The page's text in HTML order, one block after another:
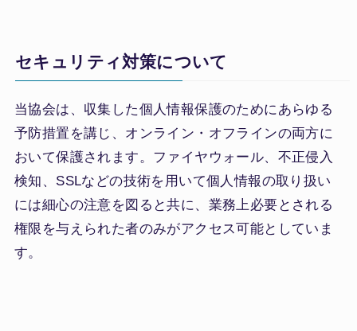
セキュリティ対策について
当協会は、収集した個人情報保護のためにあらゆる
予防措置を講じ、オンライン・オフラインの両方に
おいて保護されます。ファイヤウォール、不正侵入
検知、SSLなどの技術を用いて個人情報の取り扱い
には細心の注意を図ると共に、業務上必要とされる
権限を与えられた者のみがアクセス可能としていま
す。